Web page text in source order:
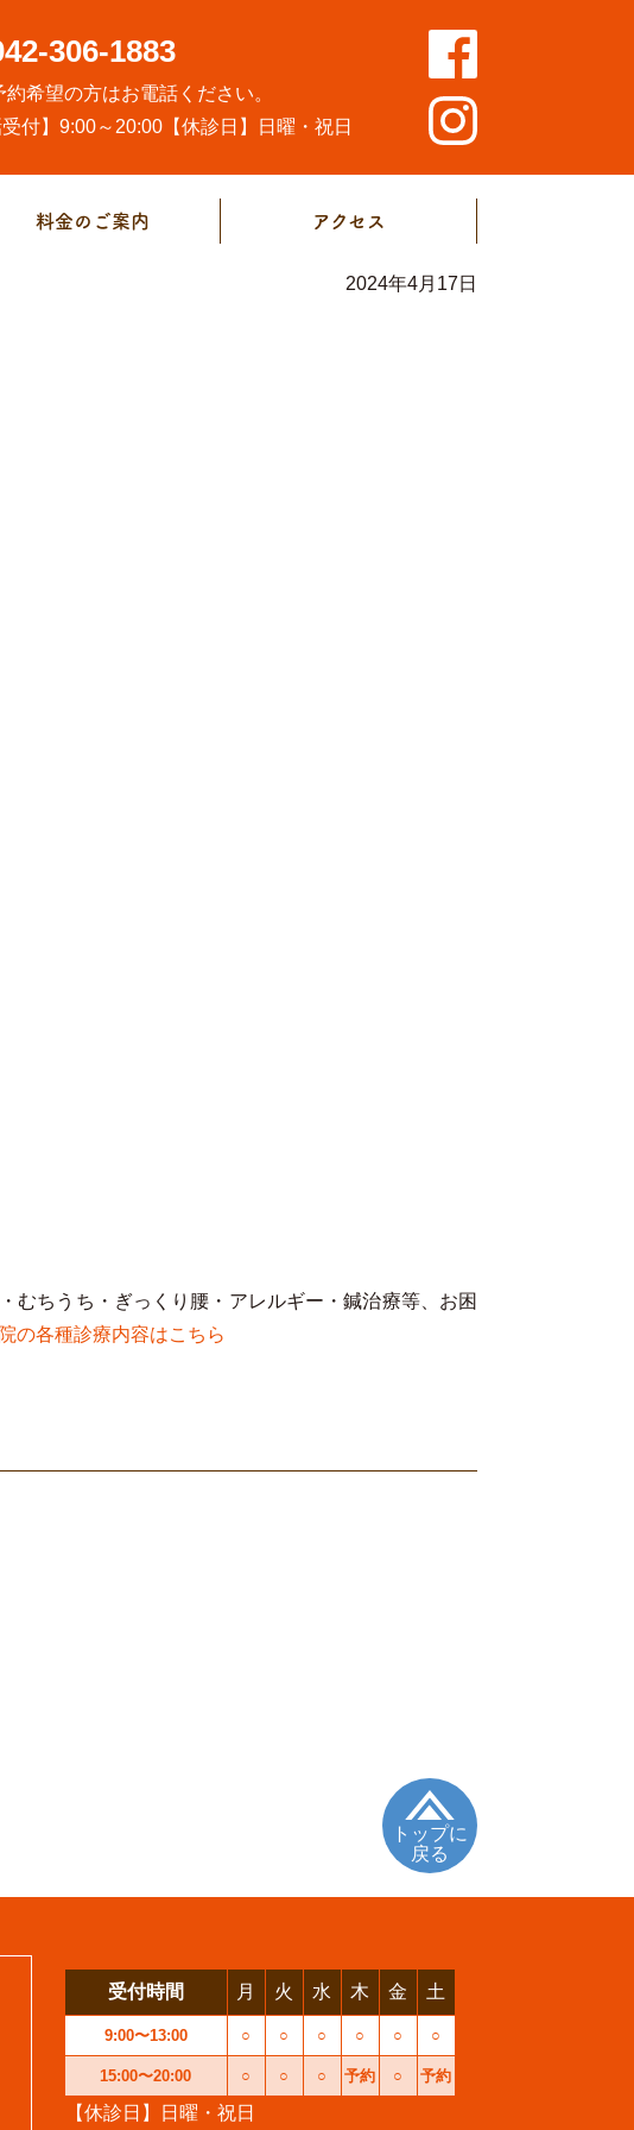
306-1883
希望の方はお電話ください。
受付】9:00～20:00【休診日】日曜・祝日
料金のご案内 アクセス
2024年4月17日
むちうち・ぎっくり腰・アレルギー・鍼治療等、お困
の各種診療内容はこちら
トップに
戻る
受付時間 月 火 水 木 金 土
9:00〜13:00 ○ ○ ○ ○ ○ ○
15:00〜20:00 ○ ○ ○ 予約 ○ 予約
【休診日】日曜・祝日